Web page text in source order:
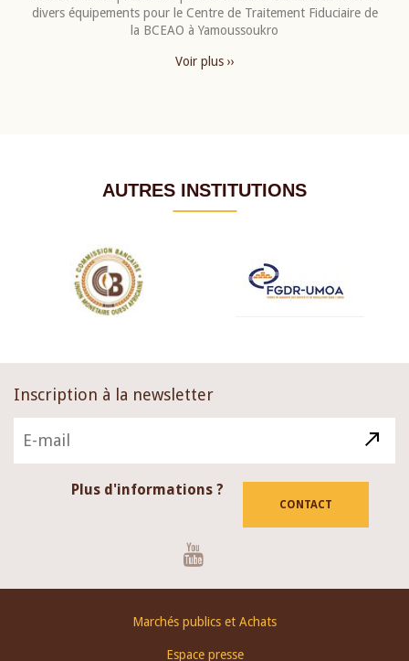
divers équipements pour le Centre de Traitement Fiduciaire de
la BCEAO à Yamoussoukro
Voir plus ››
AUTRES INSTITUTIONS
Inscription à la newsletter
Plus d'informations ?
CONTACT
Marchés publics et Achats
Espace presse